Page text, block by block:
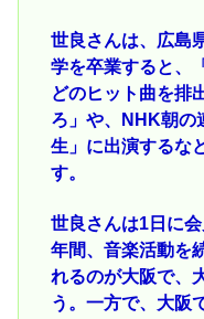
世良さんは、広島
学を卒業すると、
どのヒット曲を排
ろ」や、NHK朝の
生」に出演するな
す。
世良さんは1日に
年間、音楽活動を
れるのが大阪で、
う。一方で、大阪